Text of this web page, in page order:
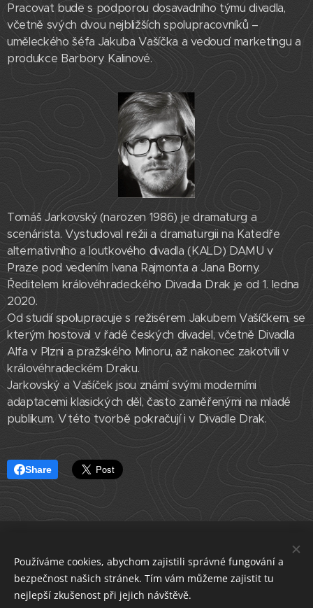
Pracovat bude s podporou dosavadního týmu divadla,
včetně svých dvou nejbližších spolupracovníků –
uměleckého šéfa Jakuba Vašíčka a vedoucí marketingu a
produkce Barbory Kalinové.
Tomáš Jarkovský (narozen 1986) je dramaturg a
scenárista. Vystudoval režii a dramaturgii na Katedře
alternativního a loutkového divadla (KALD) DAMU v
Praze pod vedením Ivana Rajmonta a Jana Borny.
Ředitelem královéhradeckého Divadla Drak je od 1. ledna
2020.
Od studií spolupracuje s režisérem Jakubem Vašíčkem, se
kterým hostoval v řadě českých divadel, včetně Divadla
Alfa v Plzni a pražského Minoru, až nakonec zakotvili v
královéhradeckém Draku.
Jarkovský a Vašíček jsou známí svými moderními
adaptacemi klasických děl, často zaměřenými na mladé
publikum. V této tvorbě pokračují i v Divadle Drak.
Share
Asociace profesionálních divadel České republiky
IČO 22682830
datová schránka i5e23dp
Používáme cookies, abychom zajistili správné fungování a
bezpečnost našich stránek. Tím vám můžeme zajistit tu
nejlepší zkušenost při jejich návštěvě.